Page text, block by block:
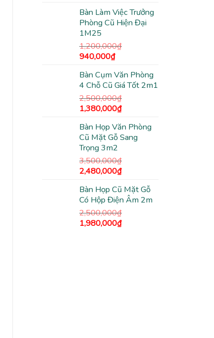
là:
2,500,000₫.
tại
là:
Bàn Làm Việc Trưởng
Phòng Cũ Hiện Đại
1M25
1,200,000₫
Giá
là:
1,200,000₫.
940,000₫Giá
tại
là:
940,000₫.
Bàn Cụm Văn Phòng
4 Chỗ Cũ Giá Tốt 2m1
2,500,000₫
Giá
là:
2,500,000₫.
1,380,000₫Giá
tại
là:
Bàn Họp Văn Phòng
Cũ Mặt Gỗ Sang
Trọng 3m2
3,500,000₫
Giá
là:
3,500,000₫.
2,480,000₫Giá
tại
là:
2,480,000₫.
Bàn Họp Cũ Mặt Gỗ
Có Hộp Điện Âm 2m
2,500,000₫
Giá
1,980,000₫Giá